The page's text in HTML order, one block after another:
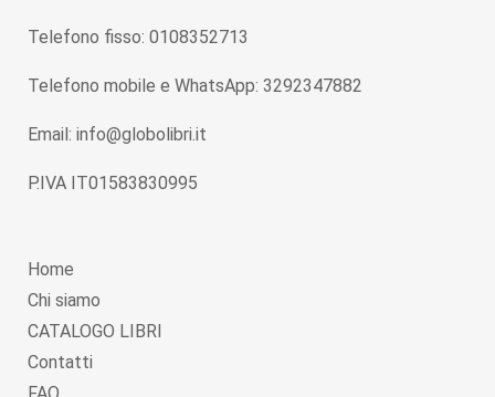
Telefono fisso: 0108352713
Telefono mobile e WhatsApp: 3292347882
Email: info@globolibri.it
P.IVA IT01583830995
Home
Chi siamo
CATALOGO LIBRI
Contatti
FAQ